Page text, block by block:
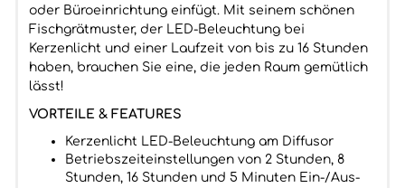
oder Büroeinrichtung einfügt. Mit seinem schönen
Fischgrätmuster, der LED-Beleuchtung bei
Kerzenlicht und einer Laufzeit von bis zu 16 Stunden
haben, brauchen Sie eine, die jeden Raum gemütlich
lässt!
VORTEILE & FEATURES
Kerzenlicht LED-Beleuchtung am Diffusor
Betriebszeiteinstellungen von 2 Stunden, 8
Stunden, 16 Stunden und 5 Minuten Ein-/Aus-